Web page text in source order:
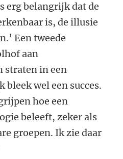
erg belangrijk dat de
is, de illusie
Een tweede
aan
straten in een
wel een succes.
hoe een
beleeft, zeker als
groepen. Ik zie daar